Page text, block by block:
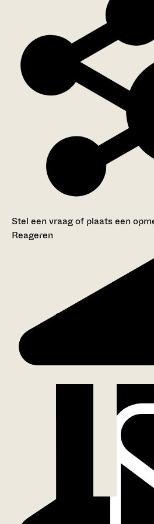
Stel een vraag of plaats een
Reageren